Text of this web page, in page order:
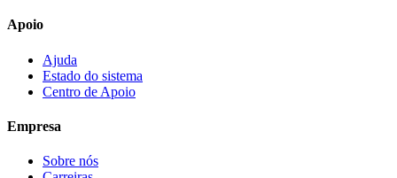
Apoio
Ajuda
Estado do sistema
Centro de Apoio
Empresa
Sobre nós